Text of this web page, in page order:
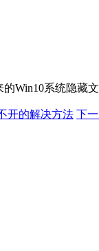
Win10系统隐藏
开的解决方法 下